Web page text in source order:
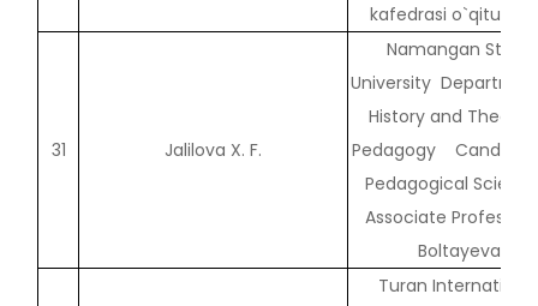
kafedrasi
31 Jalilova X. F.
Namangan State
University
History and Theory
Pedagogy
Pedagogical
Associate Professor
Boltayeva
Turan International